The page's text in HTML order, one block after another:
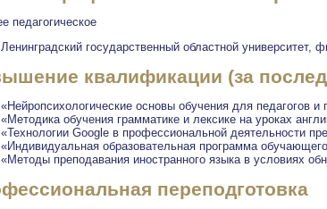
педагогическое
Ленинградский государственный областной университет,
квалификации (за
«Нейропсихологические основы обучения для педагогов
«Методика обучения грамматике и лексике на уроках
«Технологии Google в профессиональной деятельности
«Индивидуальная образовательная программа
«Методы преподавания иностранного языка в условиях
переподготовка